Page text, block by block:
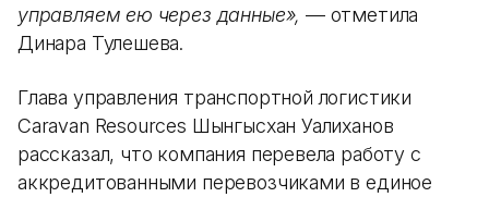
управляем ею через данные», — отметила
Динара Тулешева.
Глава управления транспортной логистики
Caravan Resources Шынгысхан Уалиханов
рассказал, что компания перевела работу с
аккредитованными перевозчиками в единое